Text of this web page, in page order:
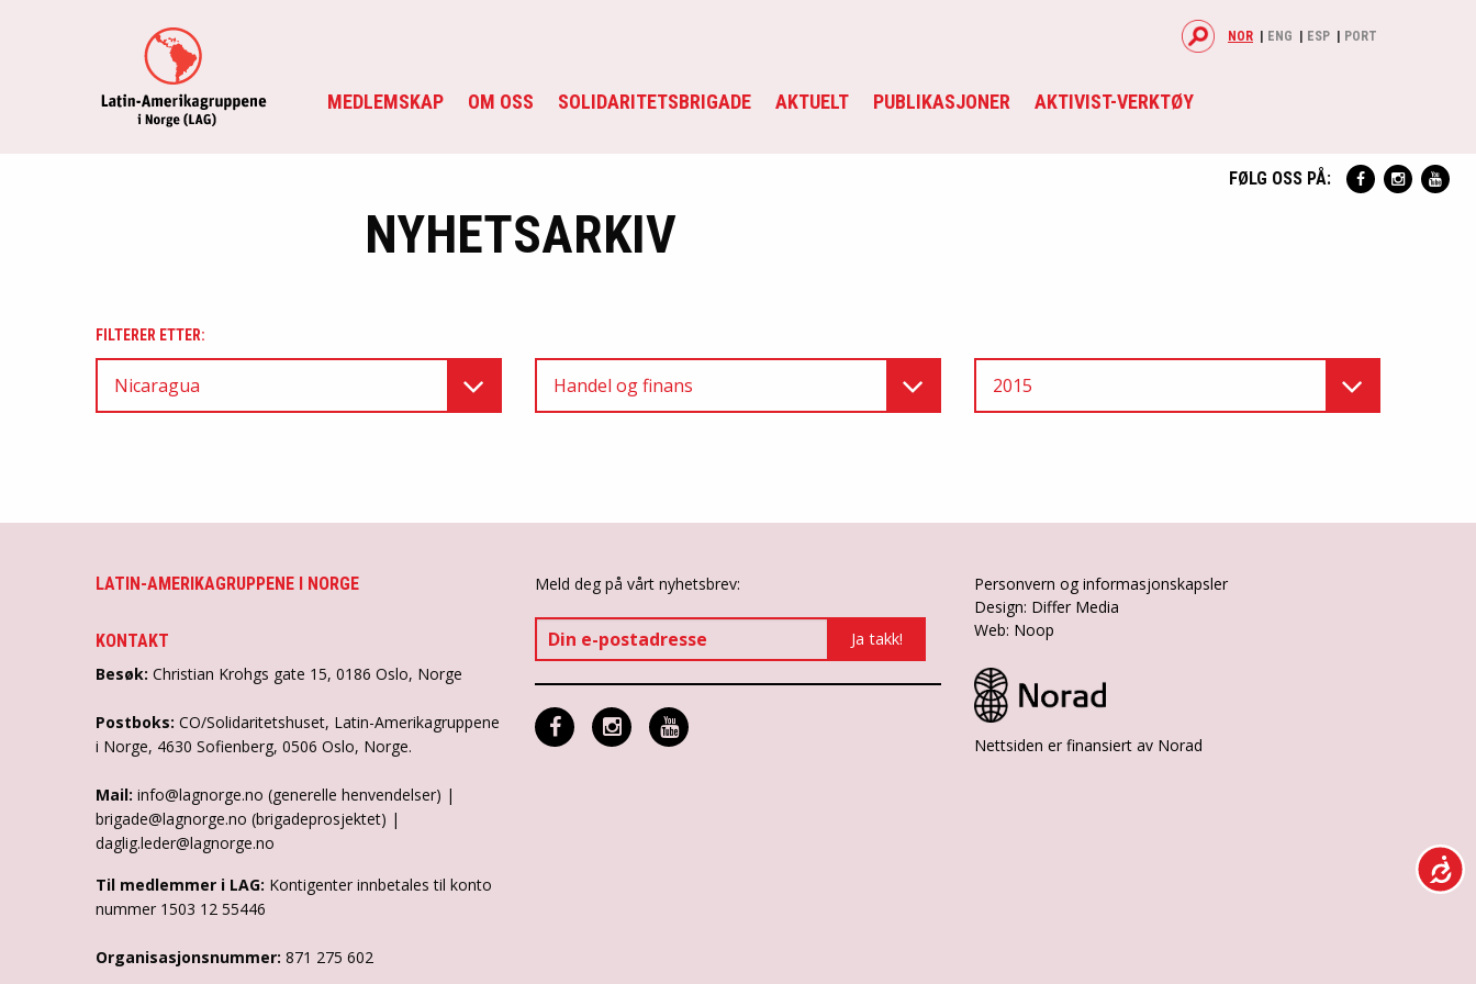
MEDLEMSKAP OM OSS SOLIDARITETSBRIGADE AKTUELT PUBLIKASJONER AKTIVIST-VERKTØY
NOR ENG ESP PORT
FØLG OSS PÅ:
NYHETSARKIV
FILTERER ETTER:
Nicaragua Handel og finans 2015
LATIN-AMERIKAGRUPPENE I NORGE
KONTAKT
Besøk: Christian Krohgs gate 15, 0186 Oslo, Norge
Postboks: CO/Solidaritetshuset, Latin-Amerikagruppene
i Norge, 4630 Sofienberg, 0506 Oslo, Norge.
Mail: info@lagnorge.no (generelle henvendelser) |
brigade@lagnorge.no (brigadeprosjektet) |
daglig.leder@lagnorge.no
Til medlemmer i LAG: Kontigenter innbetales til konto
nummer 1503 12 55446
Organisasjonsnummer: 871 275 602
Meld deg på vårt nyhetsbrev:
Personvern og informasjonskapsler
Design: Differ Media
Web: Noop
Nettsiden er finansiert av Norad